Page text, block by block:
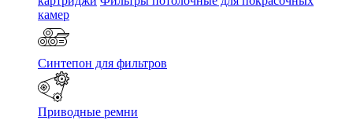
камер
Синтепон для фильтров
Приводные ремни